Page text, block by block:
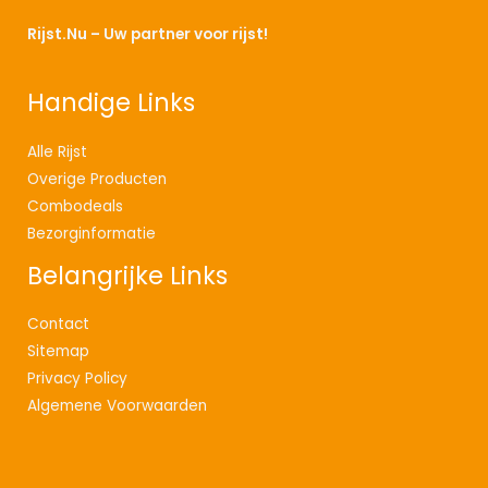
Rijst.Nu – Uw partner voor rijst!
Handige Links
Alle Rijst
Overige Producten
Combodeals
Bezorginformatie
Belangrijke Links
Contact
Sitemap
Privacy Policy
Algemene Voorwaarden